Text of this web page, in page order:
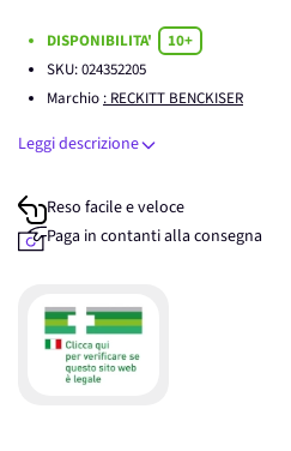
DISPONIBILITA'
10+
SKU:024352205
Marchio : RECKITT BENCKISER
Leggi descrizione
Reso facile e veloce
Paga in contanti alla consegna